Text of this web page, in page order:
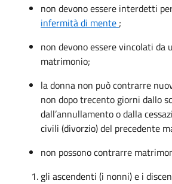
non devono essere interdetti
infermità di mente ;
non devono essere vincolati da
matrimonio;
la donna non può contrarre
non dopo trecento giorni dallo
dall’annullamento o dalla
civili (divorzio) del precedente
non possono contrarre
gli ascendenti (i nonni) e i